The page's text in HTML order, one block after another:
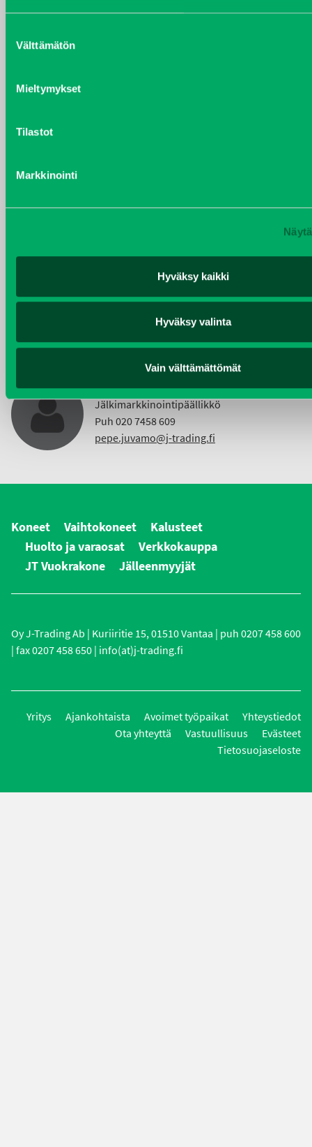
valinta
Välttämätön
Mieltymykset
Tilastot
Markkinointi
Hyväksy kaikki
Hyväksy valinta
Vain välttämättömät
Taajama- ja viheralueiden hoitokoneet ja
Vuokrakoneet
Puh 040 4814 189
etunimi.sukunimi@j-trading.fi
PEPE JUVAMO
Jälkimarkkinointipäällikkö
Puh 020 7458 609
pepe.juvamo@j-trading.fi
Koneet Vaihtokoneet
Kalusteet
Huolto ja varaosat
Verkkokauppa
JT Vuokrakone
Jälleenmyyjät
Oy J-Trading Ab | Kuriiritie 15, 01510 Vantaa | puh 0207 458 600
| fax 0207 458 650 | info(at)j-trading.fi
Yritys Ajankohtaista Avoimet työpaikat
Yhteystiedot
Ota yhteyttä
Vastuullisuus
Evästeet
Tietosuojaseloste